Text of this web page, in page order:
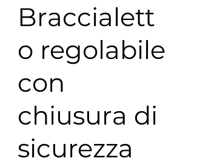
Braccialett
o regolabile
con
chiusura di
sicurezza